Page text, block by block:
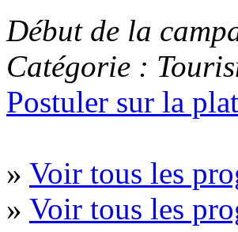
Début de la
Catégorie :
Postuler sur la
» Voir tous les
» Voir tous les